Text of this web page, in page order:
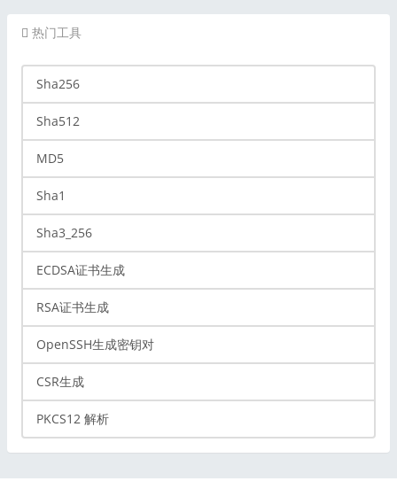
热门工具
Sha256
Sha512
MD5
Sha1
Sha3_256
ECDSA证书生成
RSA证书生成
OpenSSH生成密钥对
CSR生成
PKCS12 解析